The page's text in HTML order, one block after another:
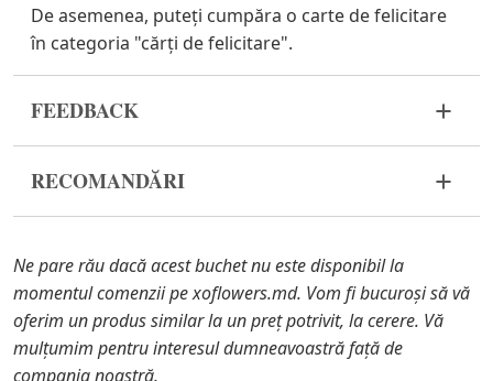
De asemenea, puteți cumpăra o carte de felicitare
în categoria "cărți de felicitare".
FEEDBACK
buchetul dvs. nu a ajuns în stare corespunzătoare,
vă rugăm să ne contactați pentru a rezolva
În cazul în care oricare dintre părțile componente
ale buchetului nu se mai află în stoc, vă vom oferi o
înlocuire cu un articol similar. De asemenea, trebuie
să știți că florile sunt materiale proaspete, astfel
RECOMANDĂRI
ambalajul buchetului și tăiați tulpinile cu un
cuțit sau un foarfece de grădină.
Umpleți vaza cu apă aproximativ 2/3 din
capacitate și îndepărtați frunzele de pe tulpini,
dacă acestea ajung în apă.
Ne pare rău dacă acest buchet nu este disponibil la
momentul comenzii pe xoflowers.md. Vom fi bucuroși să vă
oferim un produs similar la un preț potrivit, la cerere. Vă
mulțumim pentru interesul dumneavoastră față de
compania noastră.